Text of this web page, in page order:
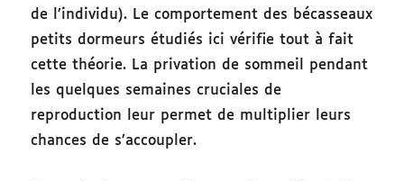
de l’individu). Le comportement des bécasseaux
petits dormeurs étudiés ici vérifie tout à fait
cette théorie. La privation de sommeil pendant
les quelques semaines cruciales de
reproduction leur permet de multiplier leurs
chances de s’accoupler.